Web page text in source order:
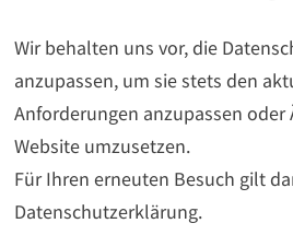
Wir behalten uns vor, die
anzupassen, um sie stets den
Anforderungen anzupassen oder
Website umzusetzen.
Für Ihren erneuten Besuch gilt
Datenschutzerklärung.